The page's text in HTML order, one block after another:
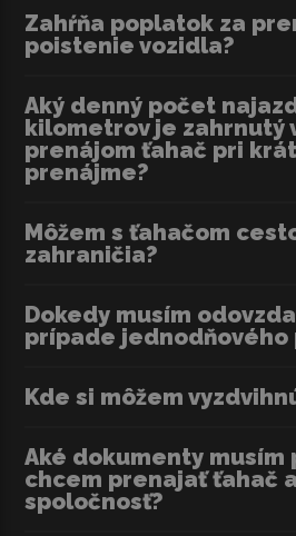
Zahŕňa poplatok za
poistenie vozidla?
Aký denný počet
kilometrov je zahrnutý
prenájom ťahač pri
prenájme?
Môžem s ťahačom
zahraničia?
Dokedy musím
prípade jednodňového
Kde si môžem
Aké dokumenty musím
chcem prenajať ťahač
spoločnosť?